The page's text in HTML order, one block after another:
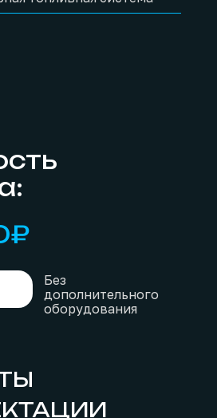
Без
дополнительного
оборудования